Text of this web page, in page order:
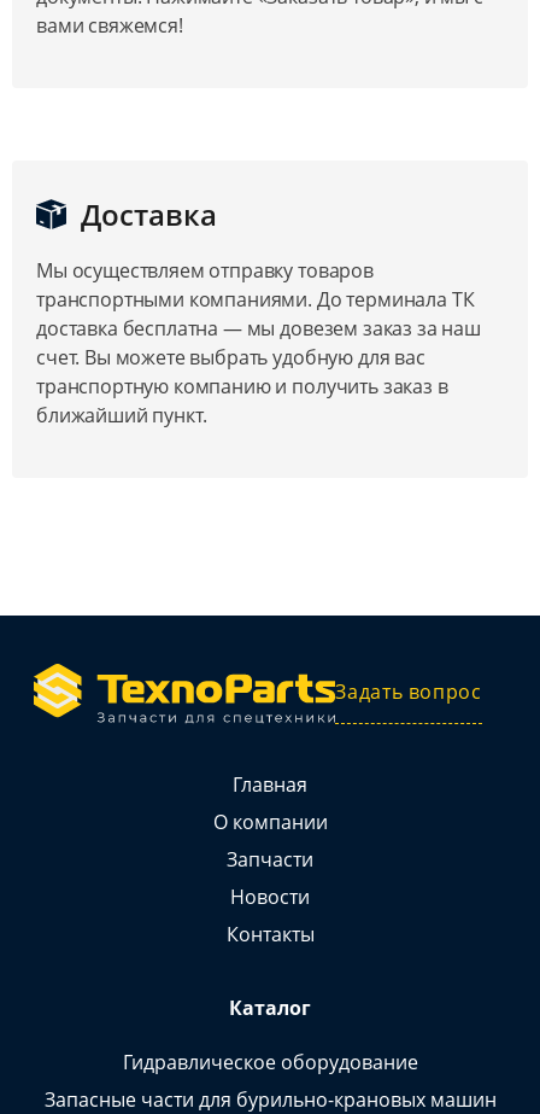
вами свяжемся!
Доставка
Мы осуществляем отправку товаров
транспортными компаниями. До терминала ТК
доставка бесплатна — мы довезем заказ за наш
счет. Вы можете выбрать удобную для вас
транспортную компанию и получить заказ в
ближайший пункт.
Задать вопрос
Главная
О компании
Запчасти
Новости
Контакты
Каталог
Гидравлическое оборудование
Запасные части для бурильно-крановых машин